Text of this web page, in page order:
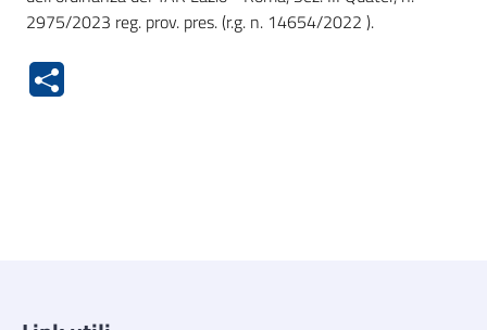
2975/2023 reg. prov. pres. (r.g. n. 14654/2022 ).